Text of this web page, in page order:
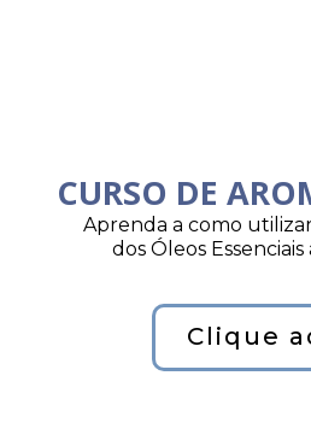
CURSO DE
Aprenda a como
dos Óleos
Clique